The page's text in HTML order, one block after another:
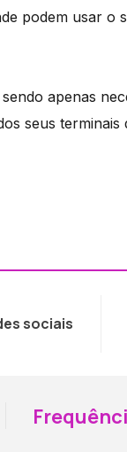
podem usar o
apenas
seus terminais
sociais